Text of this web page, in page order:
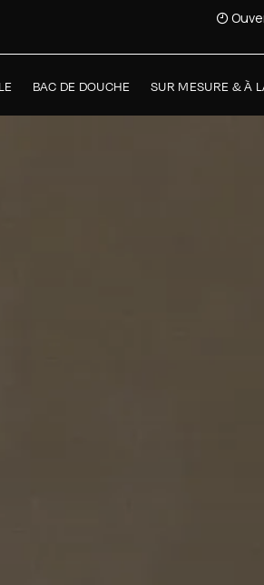
BAC DE DOUCHE SUR MESURE & À